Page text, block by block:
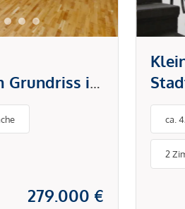
Grundriss in
- stilvoll
279.000 €
ca.
2